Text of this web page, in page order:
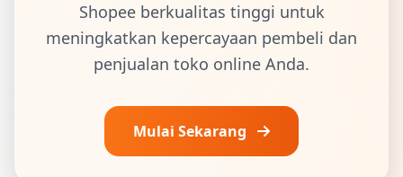
Shopee berkualitas tinggi untuk
meningkatkan kepercayaan pembeli dan
penjualan toko online Anda.
Mulai Sekarang